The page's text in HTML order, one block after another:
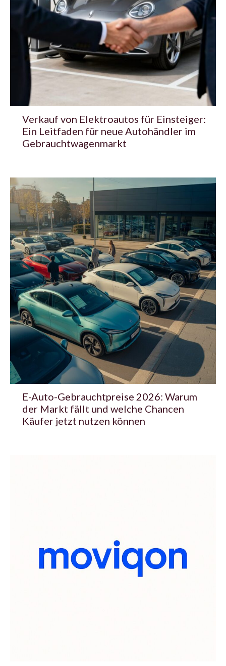
Verkauf von Elektroautos für Einsteiger:
Ein Leitfaden für neue Autohändler im
Gebrauchtwagenmarkt
E-Auto-Gebrauchtpreise 2026: Warum
der Markt fällt und welche Chancen
Käufer jetzt nutzen können